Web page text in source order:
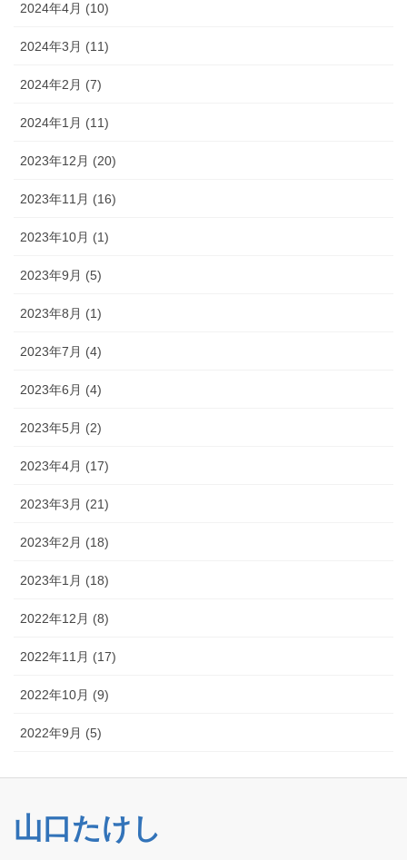
2024年4月 (10)
2024年3月 (11)
2024年2月 (7)
2024年1月 (11)
2023年12月 (20)
2023年11月 (16)
2023年10月 (1)
2023年9月 (5)
2023年8月 (1)
2023年7月 (4)
2023年6月 (4)
2023年5月 (2)
2023年4月 (17)
2023年3月 (21)
2023年2月 (18)
2023年1月 (18)
2022年12月 (8)
2022年11月 (17)
2022年10月 (9)
2022年9月 (5)
山口たけし